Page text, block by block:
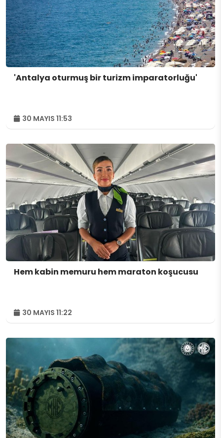
'Antalya oturmuş bir turizm imparatorluğu'
30 MAYIS 11:53
Hem kabin memuru hem maraton koşucusu
30 MAYIS 11:22